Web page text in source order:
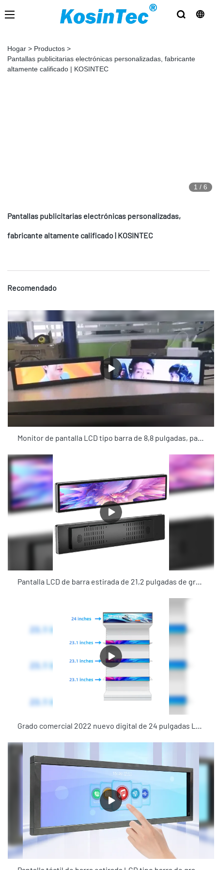
Hogar > Productos >
Pantallas publicitarias electrónicas personalizadas, fabricante
altamente calificado | KOSINTEC
1 / 6
Pantallas publicitarias electrónicas personalizadas,
fabricante altamente calificado | KOSINTEC
Recomendado
Pantalla LCD de barra estirada de 21,2 pulgadas de grado comercial Kosintec para promoción de estantería de tienda, pantalla LCD con sistema Wi-Fi Android
Grado comercial 2022 nuevo digital de 24 pulgadas LCD ultrafino barra estirada publicidad señalización digital para supermercados